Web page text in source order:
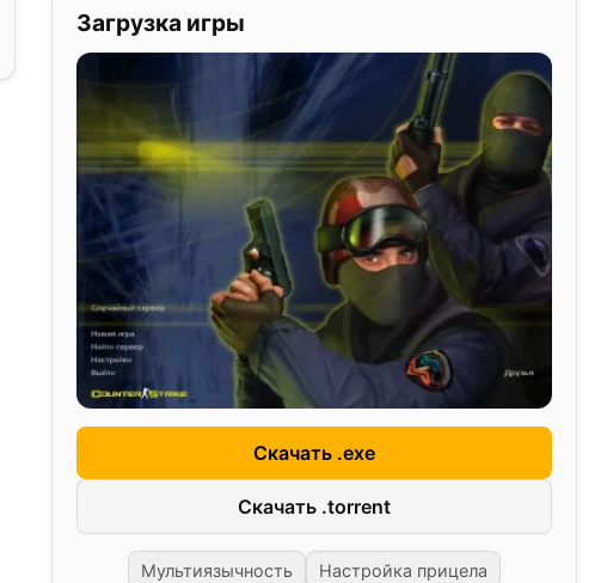
Загрузка игры
Скачать .exe
Скачать .torrent
Мультиязычность Настройка прицела